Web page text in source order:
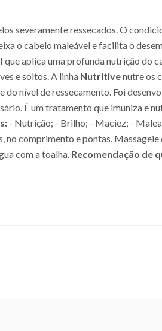
severamente ressecados. O
o cabelo maleável e facilita o
que aplica uma profunda nutrição do
e soltos. A linha Nutritivenutre os
do nível de ressecamento. Foi
É um tratamento que imuniza e
- Nutrição; - Brilho; - Maciez; -
no comprimento e pontas.
com a toalha. Recomendação de